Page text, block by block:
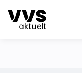
Kategorier